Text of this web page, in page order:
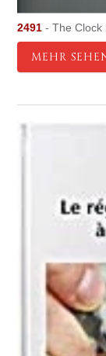
2491 - The Clock
MEHR